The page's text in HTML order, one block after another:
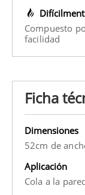
Compuesto
facilidad
Ficha
Dimensiones
52cm de
Aplicación
Cola a la